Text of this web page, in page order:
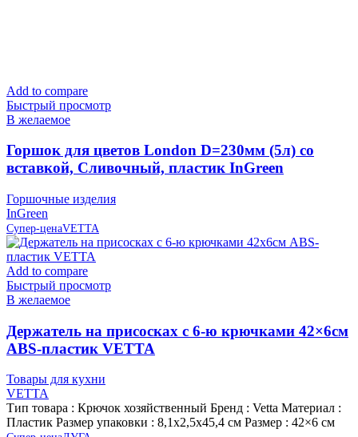
Add to compare
Быстрый просмотр
В желаемое
Горшок для цветов London D=230мм (5л) со
вставкой, Сливочный, пластик InGreen
Горшочные изделия
InGreen
Супер-ценаVETTA
Add to compare
Быстрый просмотр
В желаемое
Держатель на присосках с 6-ю крючками 42×6см
ABS-пластик VETTA
Товары для кухни
VETTA
Тип товара : Крючок хозяйственный Бренд : Vetta Материал :
Пластик Размер упаковки : 8,1х2,5х45,4 см Размер : 42×6 см